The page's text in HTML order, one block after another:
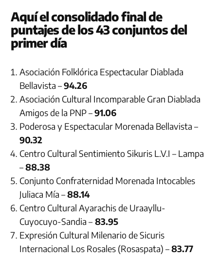
Aquí el consolidado final de
puntajes de los 43 conjuntos del
primer día
Asociación Folklórica Espectacular Diablada
Bellavista –94.26
Asociación Cultural Incomparable Gran Diablada
Amigos de la PNP –91.06
Poderosa y Espectacular Morenada Bellavista –
90.32
Centro Cultural Sentimiento Sikuris L.V.I – Lampa
–88.38
Conjunto Confraternidad Morenada Intocables
Juliaca Mía –88.14
Centro Cultural Ayarachis de Uraayllu-
Cuyocuyo-Sandia – 83.95
Expresión Cultural Milenario de Sicuris
Internacional Los Rosales (Rosaspata) –83.77